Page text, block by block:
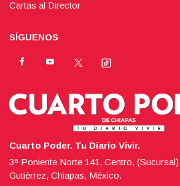
Cartas al Director
SÍGUENOS
Cuarto Poder. Tu Diario Vivir.
3ª Poniente Norte 141, Centro,
Gutiérrez, Chiapas, México.